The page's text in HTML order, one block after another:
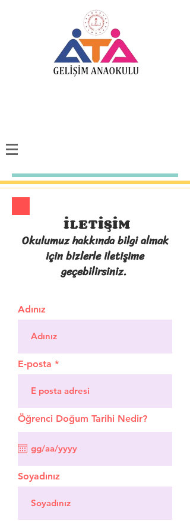
İLETİŞİM
Okulumuz hakkında bilgi almak
için bizlerle iletişime
geçebilirsiniz.
Adınız
E-posta
Öğrenci Doğum Tarihi Nedir?
Soyadınız